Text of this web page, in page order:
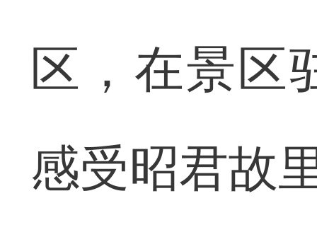
区，在景区
感受昭君故